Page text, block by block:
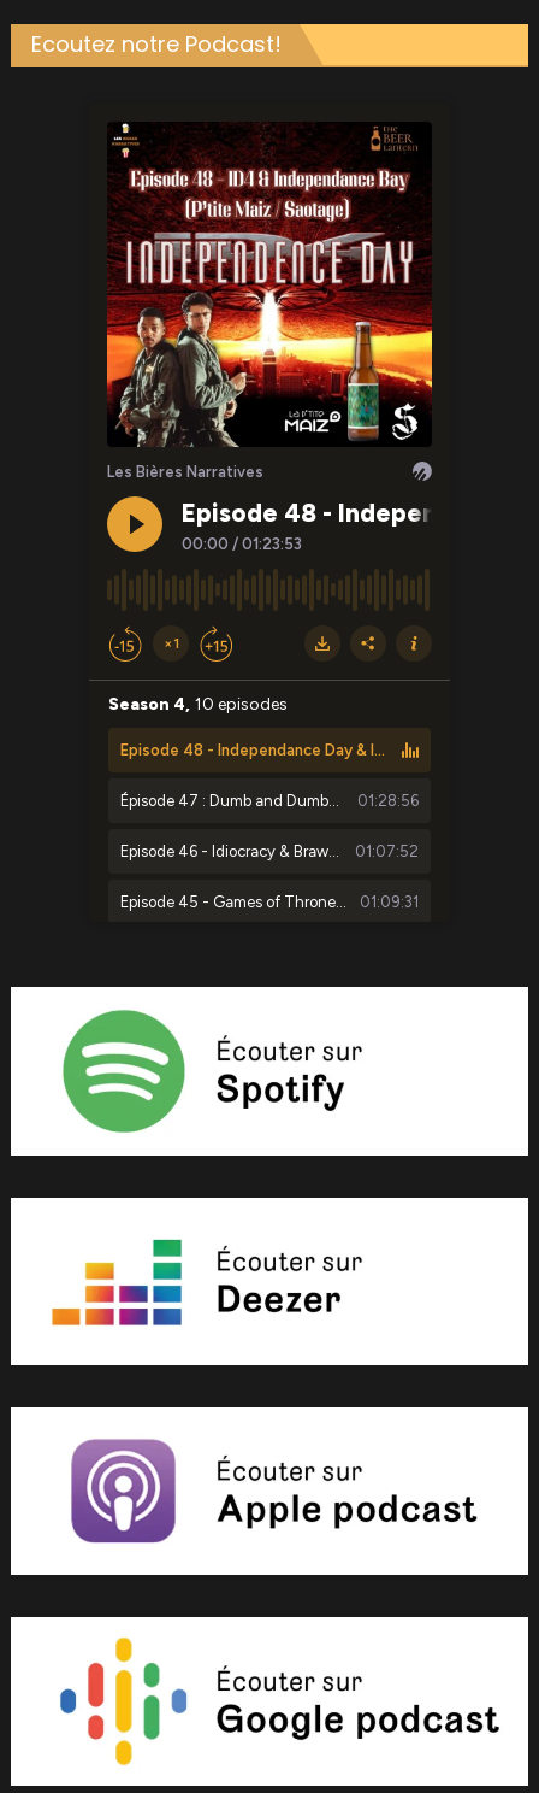
Ecoutez notre Podcast!